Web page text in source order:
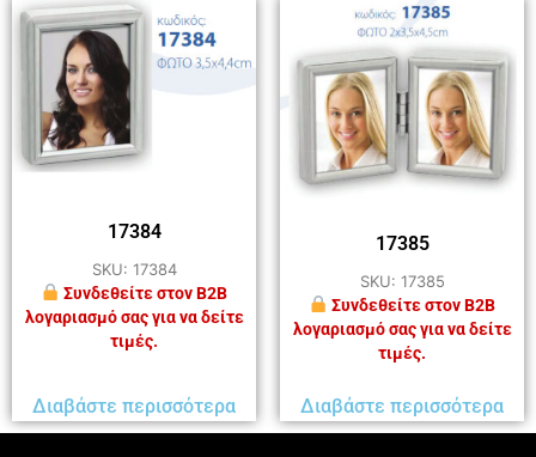
17384
SKU: 17384
Συνδεθείτε στον B2B
λογαριασμό σας για να δείτε
τιμές.
Διαβάστε περισσότερα
17385
SKU: 17385
Συνδεθείτε στον B2B
λογαριασμό σας για να δείτε
τιμές.
Διαβάστε περισσότερα